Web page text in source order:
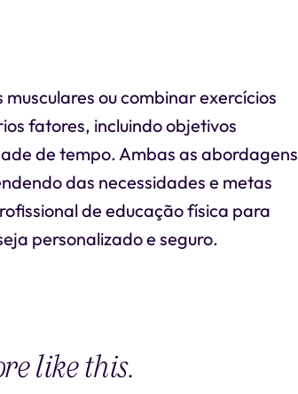
ou combinar exercícios
fatores, incluindo objetivos
de tempo. Ambas as abordagens
das necessidades e metas
de educação física para
personalizado e seguro.
like this.